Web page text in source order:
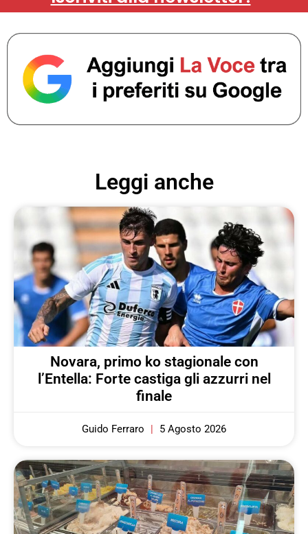
Leggi anche
Novara, primo ko stagionale con
l’Entella: Forte castiga gli azzurri nel
finale
Guido Ferraro 5 Agosto 2026